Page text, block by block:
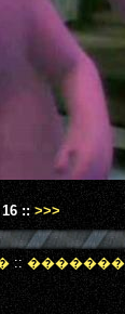
16 :: >>>
::